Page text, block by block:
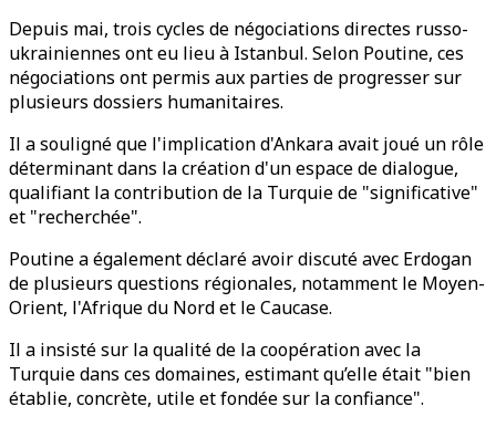
Depuis mai, trois cycles de négociations directes russo-
ukrainiennes ont eu lieu à Istanbul. Selon Poutine, ces
négociations ont permis aux parties de progresser sur
plusieurs dossiers humanitaires.
Il a souligné que l'implication d'Ankara avait joué un rôle
déterminant dans la création d'un espace de dialogue,
qualifiant la contribution de la Turquie de "significative"
et "recherchée".
Poutine a également déclaré avoir discuté avec Erdogan
de plusieurs questions régionales, notamment le Moyen-
Orient, l'Afrique du Nord et le Caucase.
Il a insisté sur la qualité de la coopération avec la
Turquie dans ces domaines, estimant qu’elle était "bien
établie, concrète, utile et fondée sur la confiance".